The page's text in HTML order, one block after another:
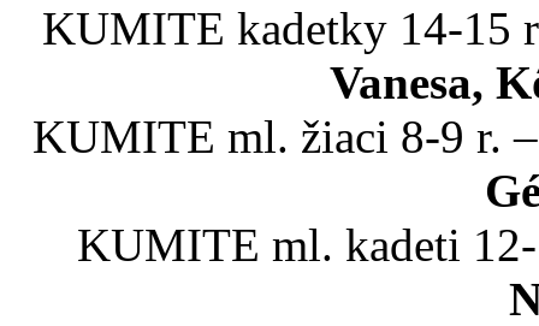
KUMITE kadetky 14-15
Vanesa,
KUMITE ml. žiaci 8-9 r.
KUMITE ml. kadeti